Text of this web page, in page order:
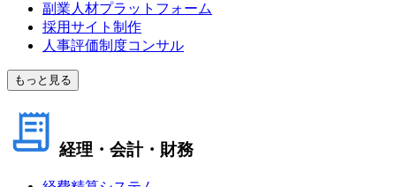
副業人材プラットフォーム
採用サイト制作
人事評価制度コンサル
もっと見る
経理・会計・財務